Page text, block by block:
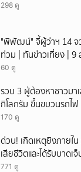
298 ดู
"พิพัฒน์" จี้ผู้ว่าฯ 14 จ
ท่วม | ทันข่าวเที่ยง | 9
60 ดู
รวบ 3 ผู้ต้องหาชาวมา
กิโลกรัม ขึ้นขบวนรถไฟ
170 ดู
ด่วน! เกิดเหตุยิงภายใ
เสียชีวิตและได้รับบาดเจ็
771 ดู